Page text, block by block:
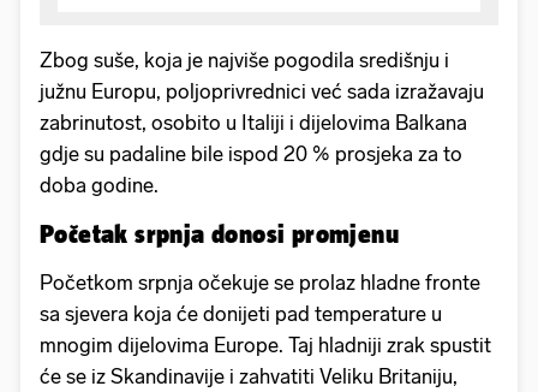
Zbog suše, koja je najviše pogodila središnju i
južnu Europu, poljoprivrednici već sada izražavaju
zabrinutost, osobito u Italiji i dijelovima Balkana
gdje su padaline bile ispod 20 % prosjeka za to
doba godine.
Početak srpnja donosi promjenu
Početkom srpnja očekuje se prolaz hladne fronte
sa sjevera koja će donijeti pad temperature u
mnogim dijelovima Europe. Taj hladniji zrak spustit
će se iz Skandinavije i zahvatiti Veliku Britaniju,